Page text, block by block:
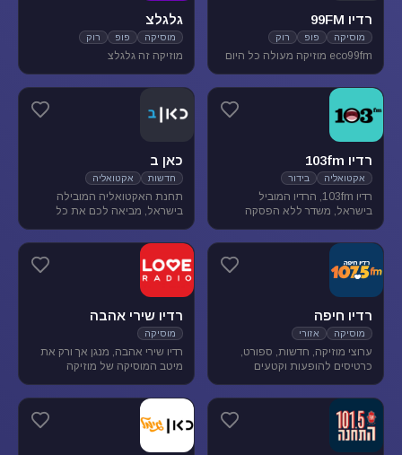
רדיו 99FM
מוסיקה פופ רוק
eco99fm מוזיקה מעולה כל היום
גלגלצ
מוסיקה פופ רוק
מוזיקה זה גלגלצ
רדיו 103fm
אקטואליה בידור
רדיו 103fm, הרדיו המוביל
בישראל, משדר ללא הפסקה
וסאטירה, עם מיטב המגישים
והעיתונאים
כאן ב
חדשות אקטואליה
תחנת האקטואליה המובילה
בישראל, מביאה לכם את כל
והפרשנויות, של האירועים שעל
סדר היום הישראלי.
רדיו חיפה
מוסיקה אזורי
ערוצי מוזיקה, חדשות, ספורט,
כרטיסים להופעות וקטעים
רדיו שירי אהבה
מוסיקה
רדיו שירי אהבה, מנגן אך ורק את
מיטב המוסיקה של מוזיקה
והלהקות הטובות של שנות ה-80-